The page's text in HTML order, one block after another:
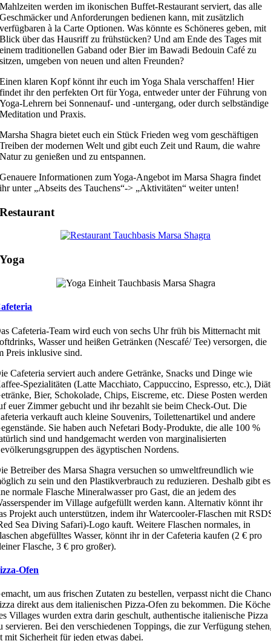
Mahlzeiten werden im ikonischen Buffet-Restaurant serviert, das alle
Geschmäcker und Anforderungen bedienen kann, mit zusätzlich
verfügbaren à la Carte Optionen. Was könnte es Schöneres geben, mit
Blick über das Hausriff zu frühstücken? Und am Ende des Tages mit
einem traditionellen Gaband oder Bier im Bawadi Bedouin Café zu
sitzen, umgeben von neuen und alten Freunden?
Einen klaren Kopf könnt ihr euch im Yoga Shala verschaffen! Hier
findet ihr den perfekten Ort für Yoga, entweder unter der Führung von
Yoga-Lehrern bei Sonnenauf- und -untergang, oder durch selbständige
Meditation und Praxis.
Marsha Shagra bietet euch ein Stück Frieden weg vom geschäftigen
Treiben der modernen Welt und gibt euch Zeit und Raum, die wahre
Natur zu genießen und zu entspannen.
Genauere Informationen zum Yoga-Angebot im Marsa Shagra findet
ihr unter „Abseits des Tauchens“-> „Aktivitäten“ weiter unten!
Restaurant
Yoga
Cafeteria-Team wird euch von sechs Uhr früh bis Mitternacht mit
Wasser und heißen Getränken (Nescafé/ Tee) versorgen, die
Preis inklusive sind.
Cafeteria serviert auch andere Getränke, Snacks und Dinge wie
Spezialitäten (Latte Macchiato, Cappuccino, Espresso, etc.),
Bier, Schokolade, Chips, Eiscreme, etc. Diese Posten werden
euer Zimmer gebucht und ihr bezahlt sie beim Check-Out. Die
verkauft auch kleine Souvenirs, Toilettenartikel und andere
Sie haben auch Nefetari Body-Produkte, die alle 100 %
sind und handgemacht werden von marginalisierten
des ägyptischen Nordens.
Betreiber des Marsa Shagra versuchen so umweltfreundlich wie
zu sein und den Plastikverbrauch zu reduzieren. Deshalb gibt es
normale Flasche Mineralwasser pro Gast, die an jedem des
im Village aufgefüllt werden kann. Alternativ könnt ihr
Projekt auch unterstützen, indem ihr Watercooler-Flaschen mit
Sea Diving Safari)-Logo kauft. Weitere Flaschen normales, in
abgefülltes Wasser, könnt ihr in der Cafeteria kaufen (2 € pro
Flasche, 3 € pro großer).
Ofen
um aus frischen Zutaten zu bestellen, verpasst nicht die
direkt aus dem italienischen Pizza-Ofen zu bekommen. Die Köche
Villages wurden extra darin geschult, authentische italienische Pizza
servieren. Bei den verschiedenen Toppings, die zur Verfügung
mit Sicherheit für jeden etwas dabei.